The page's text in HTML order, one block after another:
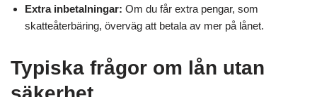
Extra inbetalningar: Om du får extra pengar, som
skatteåterbäring, överväg att betala av mer på lånet.
Typiska frågor om lån utan